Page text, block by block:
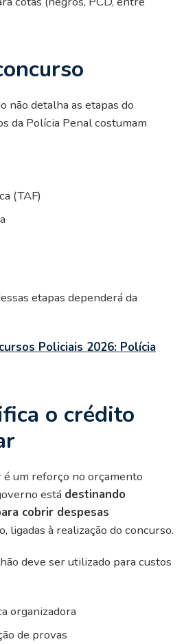
não detalha as etapas do
da Polícia Penal costumam
(TAF)
etapas dependerá da
Policiais 2026: Polícia
o crédito
um reforço no orçamento
está destinando
cobrir despesas
ligadas à realização do concurso.
deve ser utilizado para custos
organizadora
de provas